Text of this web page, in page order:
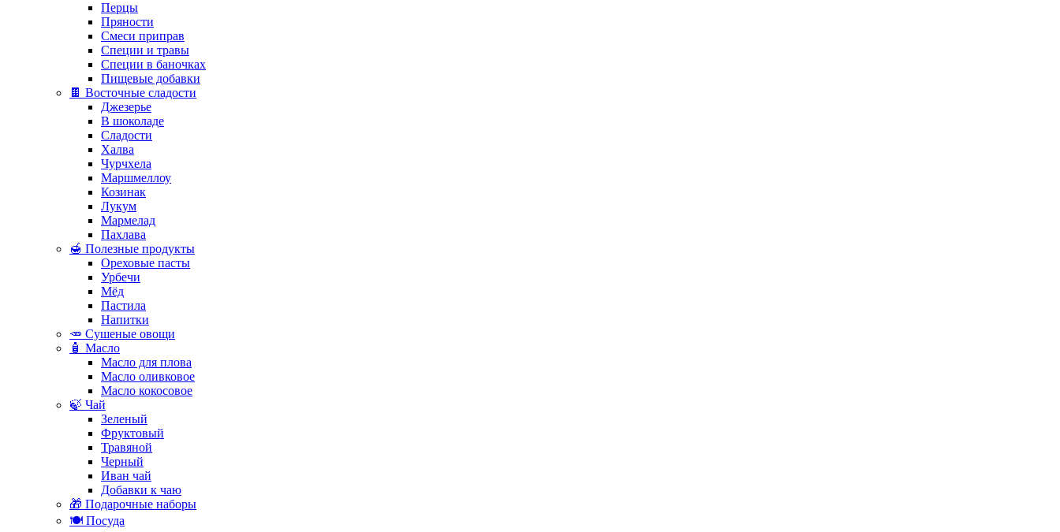
Перцы
Пряности
Смеси приправ
Специи и травы
Специи в баночках
Пищевые добавки
🍫 Восточные сладости
Джезерье
В шоколаде
Сладости
Халва
Чурчхела
Маршмеллоу
Козинак
Лукум
Мармелад
Пахлава
🍯 Полезные продукты
Ореховые пасты
Урбечи
Мёд
Пастила
Напитки
🥕 Сушеные овощи
🧴 Масло
Масло для плова
Масло оливковое
Масло кокосовое
🍃 Чай
Зеленый
Фруктовый
Травяной
Черный
Иван чай
Добавки к чаю
🎁 Подарочные наборы
🍽️ Посуда